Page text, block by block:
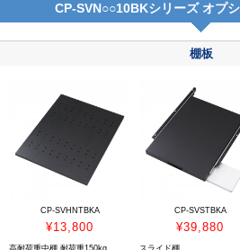
CP-SVN○○10BKシリーズ オプ
棚板
CP-SVHNTBKA
¥13,800
高耐荷重中棚 耐荷重150kg
CP-SVSTBKA
¥39,880
スライド棚